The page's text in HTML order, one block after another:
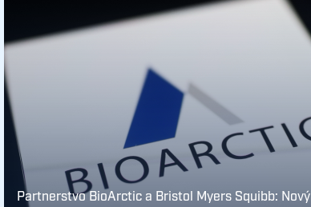
Partnerstvo BioArctic a Bristol Myers Squibb: Nový